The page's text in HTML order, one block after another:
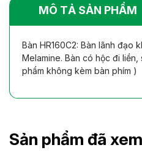
MÔ TẢ SẢN PHẨM
Bàn HR160C2: Bàn lãnh đạo
Melamine. Bàn có hộc đi liền,
phẩm không kèm bàn phím )
Sản phẩm đã xem